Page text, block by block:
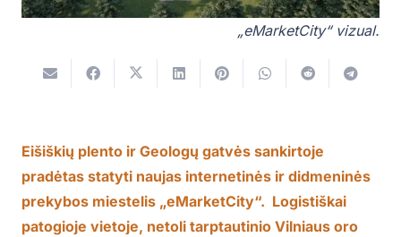
„eMarketCity“ vizual.
Eišiškių plento ir Geologų gatvės sankirtoje
pradėtas statyti naujas internetinės ir didmeninės
prekybos miestelis „eMarketCity“. Logistiškai
patogioje vietoje, netoli tarptautinio Vilniaus oro